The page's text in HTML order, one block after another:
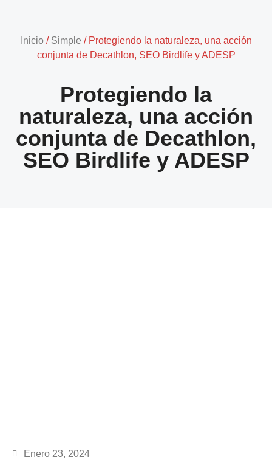
Inicio/ Simple / Protegiendo la naturaleza, una acción
conjunta de Decathlon, SEO Birdlife y ADESP
Protegiendo la
naturaleza, una acción
conjunta de Decathlon,
SEO Birdlife y ADESP
Enero 23, 2024